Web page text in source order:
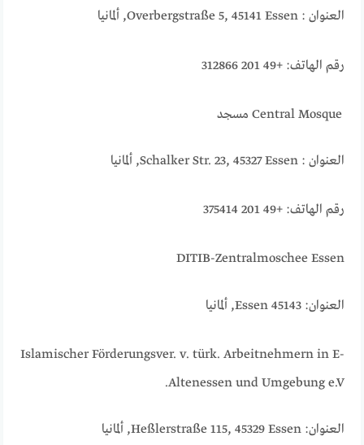
العنوان : Overbergstraße 5, 45141 Essen, ألمانيا
رقم الهاتف: +49 201 312866
Central Mosque مسجد
العنوان : Schalker Str. 23, 45327 Essen, ألمانيا
رقم الهاتف: +49 201 375414
DITIB-Zentralmoschee Essen
العنوان: 45143 Essen, ألمانيا
Islamischer Förderungsver. v. türk. Arbeitnehmern in E-
Altenessen und Umgebung e.V.
العنوان: Heßlerstraße 115, 45329 Essen, ألمانيا